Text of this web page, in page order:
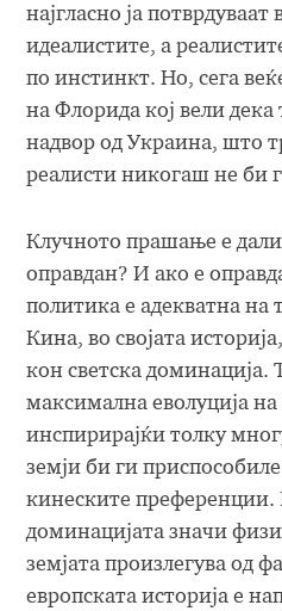
најгласно ја
идеалистите, а
по инстинкт. Но, сега
на Флорида кој вели дека
надвор од Украина, што
реалисти никогаш не би
Клучното прашање е
оправдан? И ако е
политика е адекватна на
Кина, во својата
кон светска доминација.
максимална еволуција
инспирирајќи толку
земји би ги
кинеските преференции.
доминацијата значи
земјата произлегува од
европската историја е